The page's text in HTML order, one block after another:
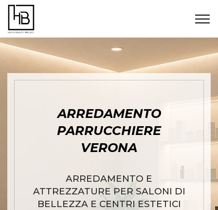
ARREDAMENTO
PARRUCCHIERE
VERONA
ARREDAMENTO E
ATTREZZATURE PER SALONI DI
BELLEZZA E CENTRI ESTETICI